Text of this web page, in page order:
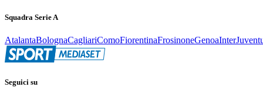
Squadra Serie A
AtalantaBolognaCagliariComoFiorentinaFrosinoneGenoaInter
Seguici su